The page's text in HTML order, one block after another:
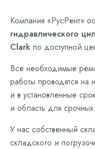
Компания «РусРент»
гидравлического
Clark по доступной
Все необходимые
работы проводятся
и в установленные
и область для
У нас собственный
складского и